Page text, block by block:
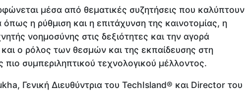
μέσα από θεματικές συζητήσεις που καλύπτουν
όπως η ρύθμιση και η επιτάχυνση της καινοτομίας, η
νοημοσύνης στις δεξιότητες και την αγορά
ο ρόλος των θεσμών και της εκπαίδευσης στη
συμπεριληπτικού τεχνολογικού μέλλοντος.
Γενική Διευθύντρια του TechIsland® και Director του